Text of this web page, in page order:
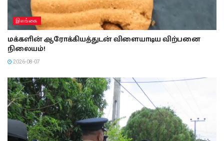
இலங்கை
மக்களின் ஆரோக்கியத்துடன் விளையாடிய விற்பனை
நிலையம்!
2026-08-07